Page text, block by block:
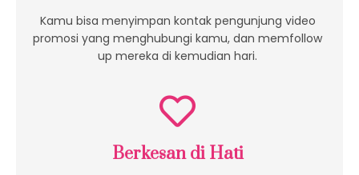
Kamu bisa menyimpan kontak pengunjung video
promosi yang menghubungi kamu, dan memfollow
up mereka di kemudian hari.
Berkesan di Hati